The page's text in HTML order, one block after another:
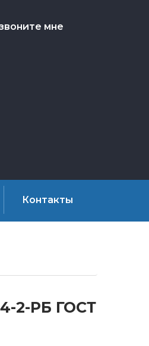
мне
Контакты
2-РБ ГОСТ